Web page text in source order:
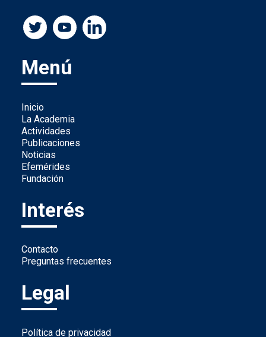
Menú
Inicio
La Academia
Actividades
Publicaciones
Noticias
Efemérides
Fundación
Interés
Contacto
Preguntas frecuentes
Legal
Política de privacidad